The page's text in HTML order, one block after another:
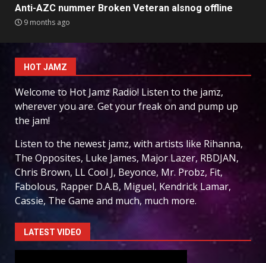
Anti-AZC nummer Broken Veteran alsnog offline
9 months ago
HOT JAMZ
Welcome to Hot Jamz Radio! Listen to the jamz,
wherever you are. Get your freak on and pump up
the jam!
Listen to the newest jamz, with artists like Rihanna,
The Opposites, Luke James, Major Lazer, RBDJAN,
Chris Brown, LL Cool J, Beyonce, Mr. Probz, Fit,
Fabolous, Rapper D.A.B, Miguel, Kendrick Lamar,
Cassie, The Game and much, much more.
LATEST VIDEO